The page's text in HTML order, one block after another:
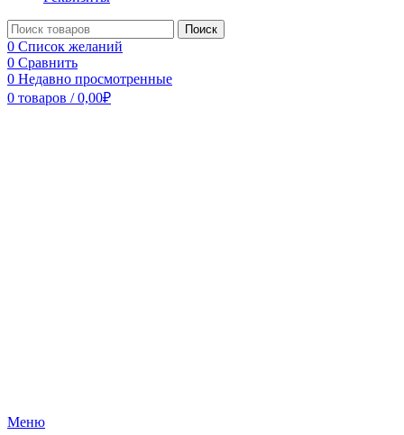
Поиск
0 Список желаний
0 Сравнить
0 Недавно просмотренные
0 товаров / 0,00₽
Меню